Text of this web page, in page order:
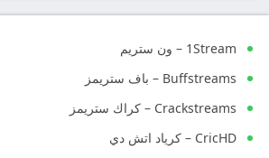
1Stream – ون ستريم
Buffstreams – باف ستريمز
Crackstreams – كراك ستريمز
CricHD – كرياد اتش دي